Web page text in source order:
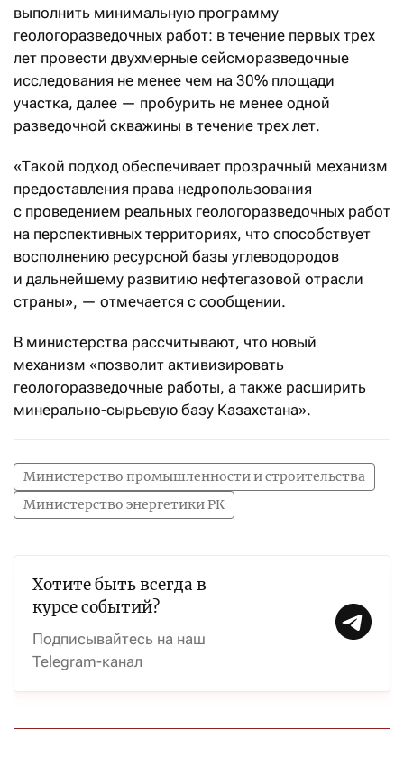
выполнить минимальную программу
геологоразведочных работ: в течение первых трех
лет провести двухмерные сейсморазведочные
исследования не менее чем на 30% площади
участка, далее — пробурить не менее одной
разведочной скважины в течение трех лет.
«Такой подход обеспечивает прозрачный механизм
предоставления права недропользования
с проведением реальных геологоразведочных работ
на перспективных территориях, что способствует
восполнению ресурсной базы углеводородов
и дальнейшему развитию нефтегазовой отрасли
страны», — отмечается с сообщении.
В министерства рассчитывают, что новый
механизм «позволит активизировать
геологоразведочные работы, а также расширить
минерально-сырьевую базу Казахстана».
Министерство промышленности и строительства
Министерство энергетики РК
Хотите быть всегда в
курсе событий?
Подписывайтесь на наш
Telegram-канал